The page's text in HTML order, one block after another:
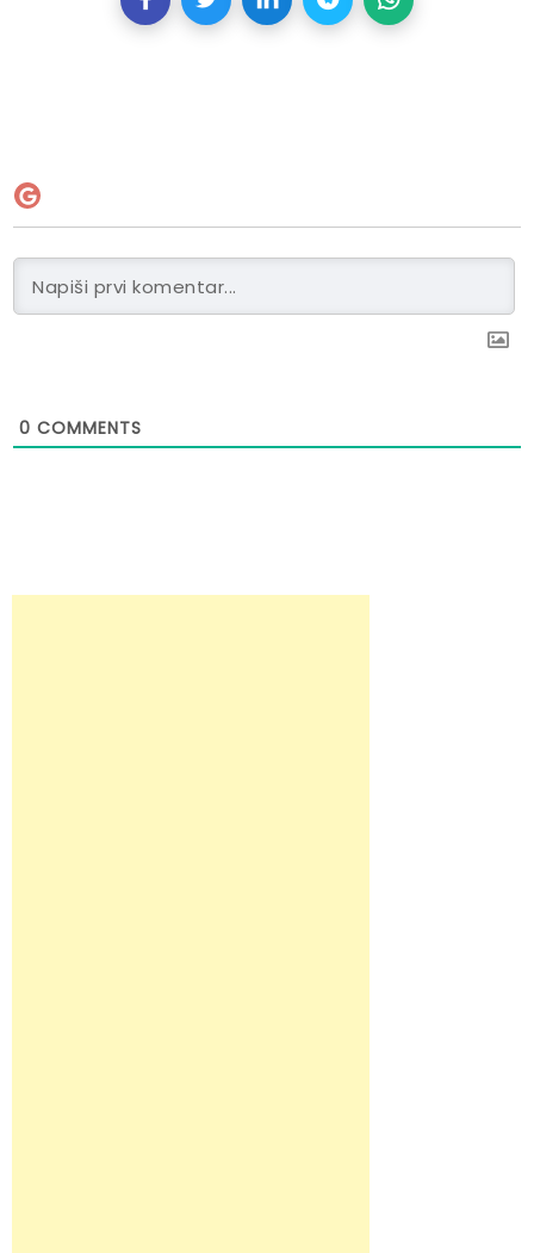
0 COMMENTS